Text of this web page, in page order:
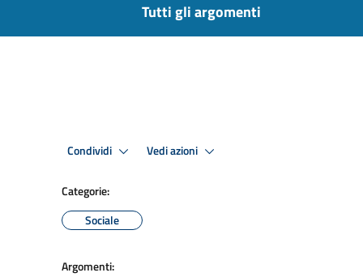
Tutti gli argomenti
Condividi Vedi azioni
Categorie:
Sociale
Argomenti: